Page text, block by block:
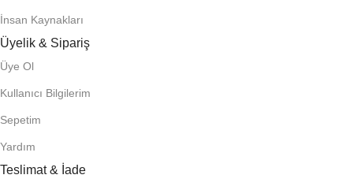
İnsan Kaynakları
Üyelik & Sipariş
Üye Ol
Kullanıcı Bilgilerim
Sepetim
Yardım
Teslimat & İade